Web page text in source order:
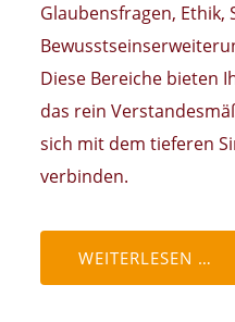
Glaubensfragen,
Diese Bereiche bieten
das rein
sich mit dem tieferen
verbinden.
WEITERLESEN …